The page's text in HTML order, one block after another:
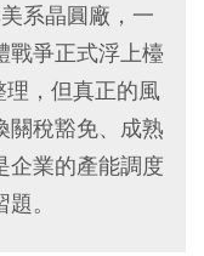
系晶圓廠，一
戰爭正式浮上檯
理，但真正的風
關稅豁免、成熟
企業的產能調度
。